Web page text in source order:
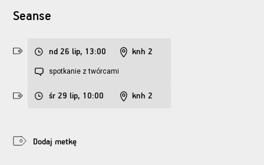
Seanse
nd 26 lip, 13:00 knh 2
spotkanie z twórcami
śr 29 lip, 10:00 knh 2
Dodaj metkę